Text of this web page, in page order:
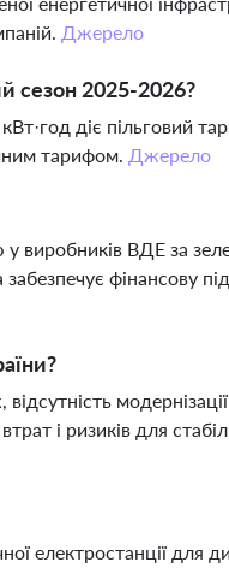
Джерело
сезон 2025-2026?
діє пільговий
тарифом. Джерело
виробників ВДЕ за
фінансову
і ризиків для
електростанції для